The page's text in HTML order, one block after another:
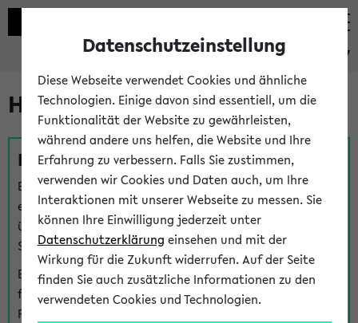
eKVV
Hilfe & Kontakt
Fragen zu einzelnen Veranstaltungen
Bei inhaltlichen und organisatorischen Fragen zu
einzelnen Veranstaltungen finden Sie Ansprechpersonen
über denFragen-Link bei jeder Veranstaltung. Der BIS
Support kann hier meist keine direkte Hilfe leisten.
Bei Veranstaltungen mit eKVV Teilnahmemanagement
finden Sie eine Auskunft über die Personen, die Ihre
Platzzuteilung im eKVV eingetragen haben, auf der
Datenschutzeinstellung
Diese Webseite verwendet Cookies und ähnliche
Technologien. Einige davon sind essentiell, um die
Funktionalität der Website zu gewährleisten,
während andere uns helfen, die Website und Ihre
Erfahrung zu verbessern. Falls Sie zustimmen,
verwenden wir Cookies und Daten auch, um Ihre
Interaktionen mit unserer Webseite zu messen. Sie
können Ihre Einwilligung jederzeit unter
Datenschutzerklärung einsehen und mit der
Wirkung für die Zukunft widerrufen. Auf der Seite
finden Sie auch zusätzliche Informationen zu den
verwendeten Cookies und Technologien.